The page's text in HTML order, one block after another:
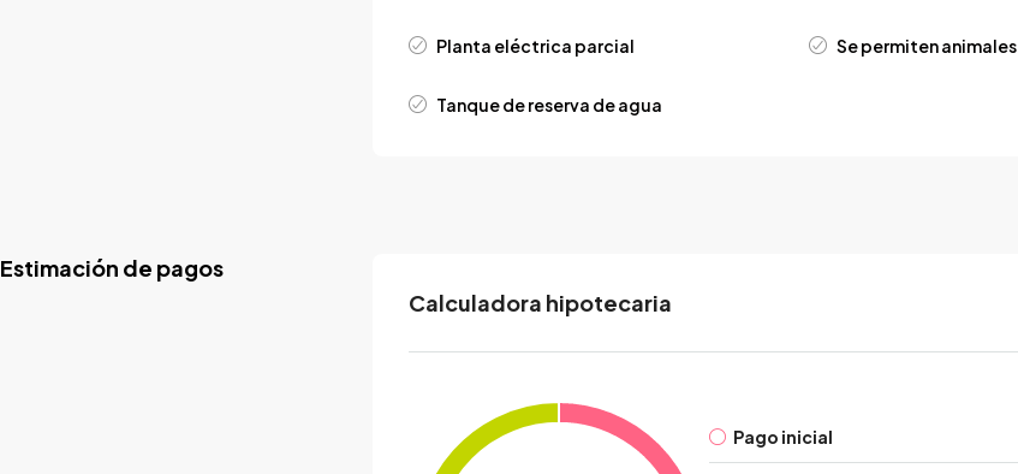
Planta eléctrica parcial Se permiten animales
Tanque de reserva de agua
Estimación de pagos
Calculadora hipotecaria
Pago inicial